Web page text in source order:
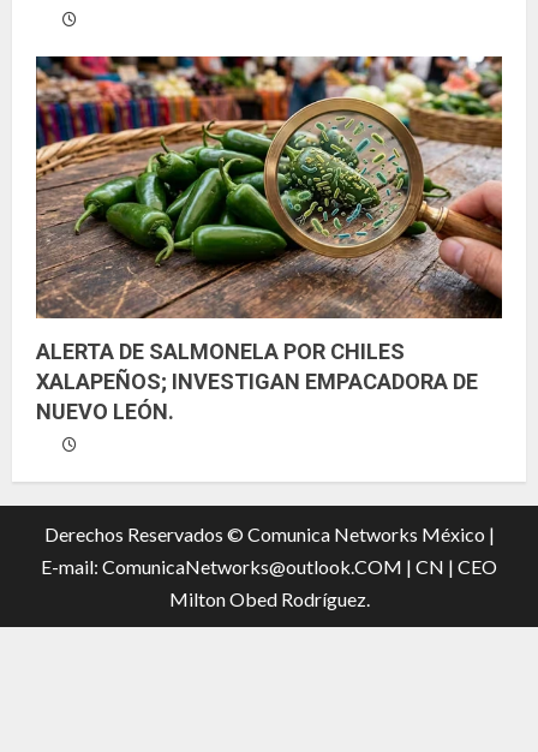
ALERTA DE SALMONELA POR CHILES
XALAPEÑOS; INVESTIGAN EMPACADORA DE
NUEVO LEÓN.
Derechos Reservados © Comunica Networks México |
E-mail: ComunicaNetworks@outlook.COM | CN | CEO
Milton Obed Rodríguez.